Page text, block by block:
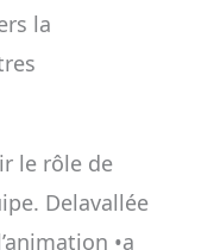
la
le rôle de
Delavallée
•a